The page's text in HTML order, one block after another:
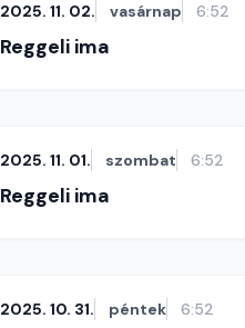
2025. 11. 02. vasárnap 6:52
Reggeli ima
2025. 11. 01. szombat 6:52
Reggeli ima
2025. 10. 31. péntek 6:52